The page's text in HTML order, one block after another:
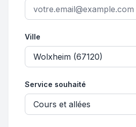
Ville
Service souhaité